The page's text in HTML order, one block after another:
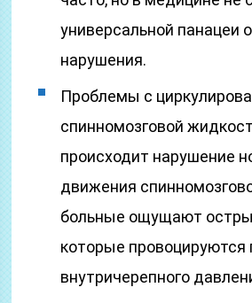
универсальной панацеи
нарушения.
Проблемы с
спинномозговой
происходит нарушение
движения
больные ощущают
которые
внутричерепного